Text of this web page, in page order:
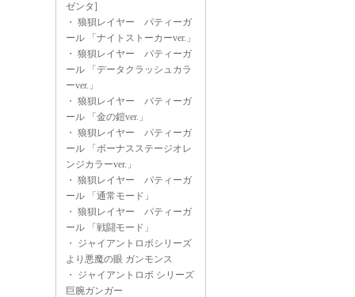
ゼンタ]
・ 狼狽レイヤー パティーガ
ール 「ナイトストーカーver.」
・ 狼狽レイヤー パティーガ
ール 「データクラッシュカラ
ーver.」
・ 狼狽レイヤー パティーガ
ール 「金の鎧ver.」
・ 狼狽レイヤー パティーガ
ール 「ボーナスステージオレ
ンジカラーver.」
・ 狼狽レイヤー パティーガ
ール 「通常モード」
・ 狼狽レイヤー パティーガ
ール 「戦闘モード」
・ ジャイアントロボシリーズ
より悪魔の眼 ガンモンス
・ ジャイアントロボ シリーズ
巨腕ガンガー